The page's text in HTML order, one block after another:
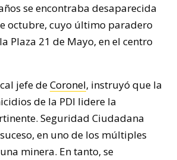
se encontraba desaparecida
octubre, cuyo último paradero
Plaza 21 de Mayo, en el centro
jefe deCoronel, instruyó que la
de la PDI lidere la
Seguridad Ciudadana
en uno de los múltiples
minera. En tanto, se